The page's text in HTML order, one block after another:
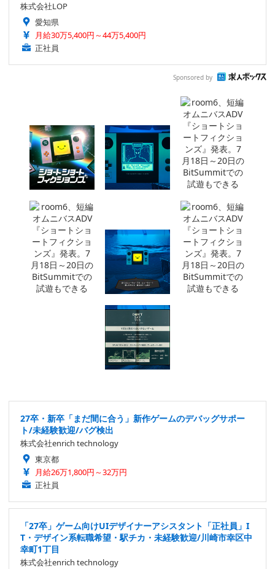
株式会社LOP
愛知県
月給30万5,400円～44万5,400円
正社員
Sponsored by
27卒・新卒「まだ間に合う」新作ゲームのデバッグサポー
ト/未経験歓迎/バグ検出
株式会社enrich technology
東京都
月給26万1,800円～32万円
正社員
「27卒」ゲーム向けUIデザイナーアシスタント「正社員」I
T・デザイン系転職希望・駅チカ・未経験歓迎/川崎市幸区中
幸町1丁目
株式会社enrich technology